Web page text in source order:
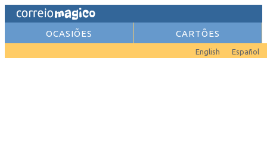
OCASIÕES CARTÕES
Español
English